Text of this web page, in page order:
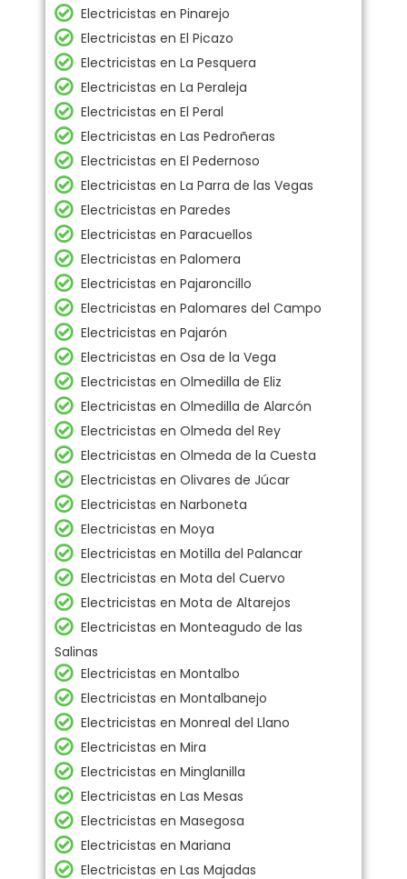
Electricistas en Pinarejo
Electricistas en El Picazo
Electricistas en La Pesquera
Electricistas en La Peraleja
Electricistas en El Peral
Electricistas en Las Pedroñeras
Electricistas en El Pedernoso
Electricistas en La Parra de las Vegas
Electricistas en Paredes
Electricistas en Paracuellos
Electricistas en Palomera
Electricistas en Pajaroncillo
Electricistas en Palomares del Campo
Electricistas en Pajarón
Electricistas en Osa de la Vega
Electricistas en Olmedilla de Eliz
Electricistas en Olmedilla de Alarcón
Electricistas en Olmeda del Rey
Electricistas en Olmeda de la Cuesta
Electricistas en Olivares de Júcar
Electricistas en Narboneta
Electricistas en Moya
Electricistas en Motilla del Palancar
Electricistas en Mota del Cuervo
Electricistas en Mota de Altarejos
Electricistas en Monteagudo de las
Salinas
Electricistas en Montalbo
Electricistas en Montalbanejo
Electricistas en Monreal del Llano
Electricistas en Mira
Electricistas en Minglanilla
Electricistas en Las Mesas
Electricistas en Masegosa
Electricistas en Mariana
Electricistas en Las Majadas